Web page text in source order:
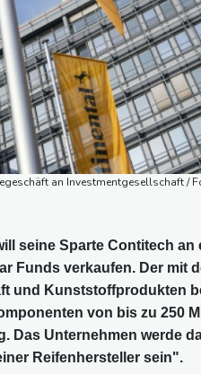
an Investmentgesellschaft /
seine Sparte Contitech an
Funds verkaufen. Der mit
und Kunststoffprodukten
von bis zu 250
Das Unternehmen werde
Reifenhersteller sein".